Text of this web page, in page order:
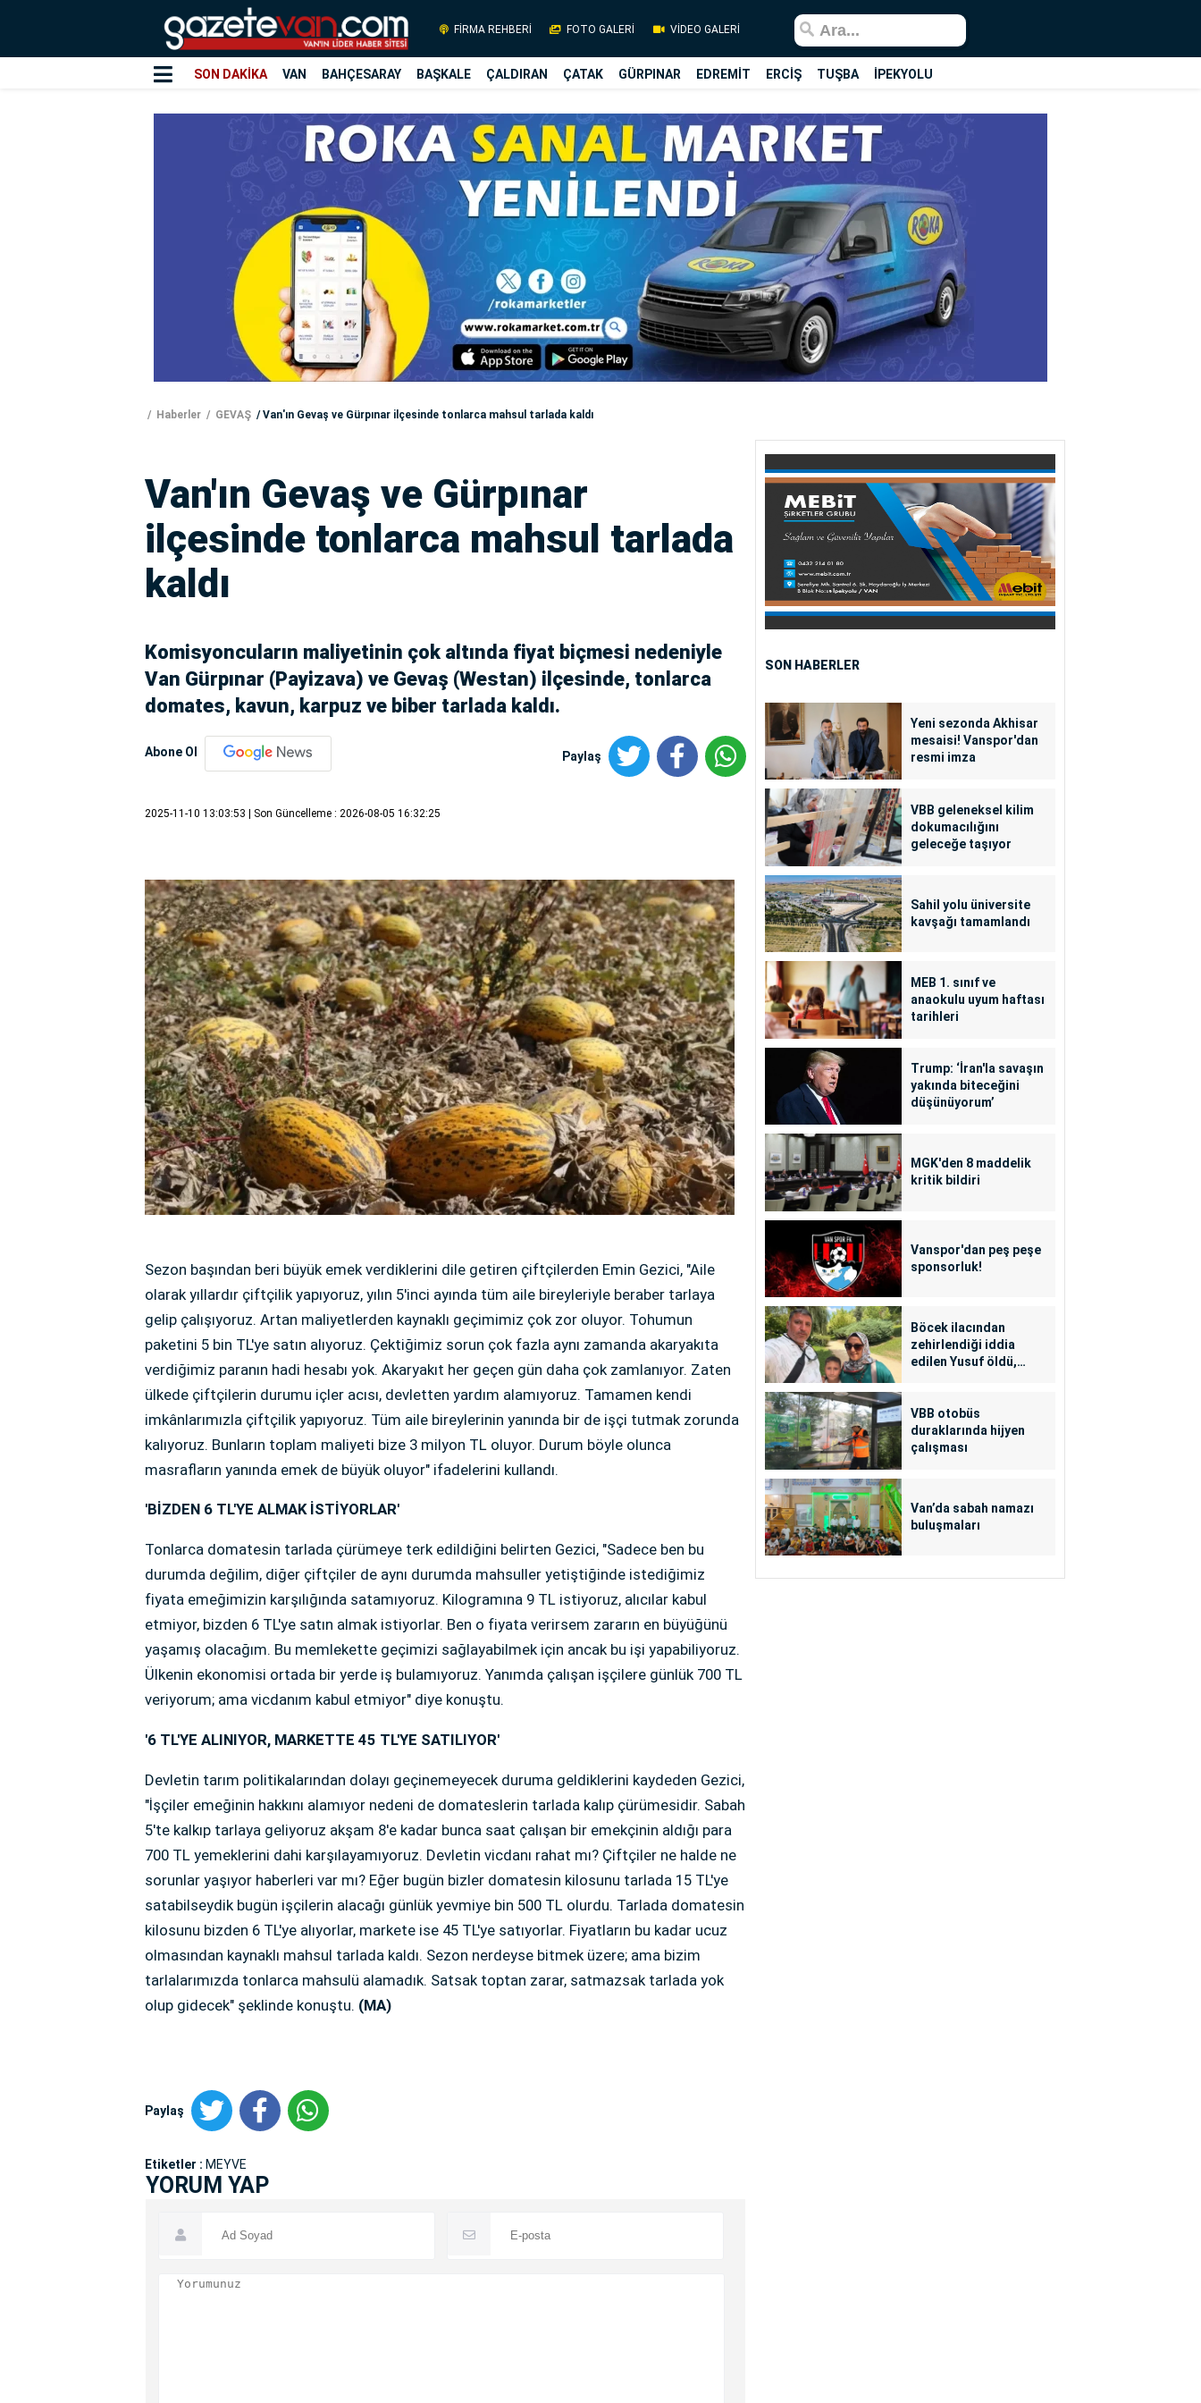
FİRMA REHBERİ FOTO GALERİ VİDEO GALERİ
SON DAKİKA VAN BAHÇESARAY BAŞKALE ÇALDIRAN ÇATAK GÜRPINAR EDREMİT ERCİŞ TUŞBA İPEKYOLU
Haberler GEVAŞ Van'ın Gevaş ve Gürpınar ilçesinde tonlarca mahsul tarlada kaldı
Van'ın Gevaş ve Gürpınar
ilçesinde tonlarca mahsul tarlada
kaldı
Komisyoncuların maliyetinin çok altında fiyat biçmesi nedeniyle
Van Gürpınar (Payizava) ve Gevaş (Westan) ilçesinde, tonlarca
domates, kavun, karpuz ve biber tarlada kaldı.
Abone Ol Paylaş
2025-11-10 13:03:53 | Son Güncelleme : 2026-08-05 16:32:25
Sezon başından beri büyük emek verdiklerini dile getiren çiftçilerden Emin Gezici, "Aile
olarak yıllardır çiftçilik yapıyoruz, yılın 5'inci ayında tüm aile bireyleriyle beraber tarlaya
gelip çalışıyoruz. Artan maliyetlerden kaynaklı geçimimiz çok zor oluyor. Tohumun
paketini 5 bin TL'ye satın alıyoruz. Çektiğimiz sorun çok fazla aynı zamanda akaryakıta
verdiğimiz paranın hadi hesabı yok. Akaryakıt her geçen gün daha çok zamlanıyor. Zaten
ülkede çiftçilerin durumu içler acısı, devletten yardım alamıyoruz. Tamamen kendi
imkânlarımızla çiftçilik yapıyoruz. Tüm aile bireylerinin yanında bir de işçi tutmak zorunda
kalıyoruz. Bunların toplam maliyeti bize 3 milyon TL oluyor. Durum böyle olunca
masrafların yanında emek de büyük oluyor" ifadelerini kullandı.
'BİZDEN 6 TL'YE ALMAK İSTİYORLAR'
Tonlarca domatesin tarlada çürümeye terk edildiğini belirten Gezici, "Sadece ben bu
durumda değilim, diğer çiftçiler de aynı durumda mahsuller yetiştiğinde istediğimiz
fiyata emeğimizin karşılığında satamıyoruz. Kilogramına 9 TL istiyoruz, alıcılar kabul
etmiyor, bizden 6 TL'ye satın almak istiyorlar. Ben o fiyata verirsem zararın en büyüğünü
yaşamış olacağım. Bu memlekette geçimizi sağlayabilmek için ancak bu işi yapabiliyoruz.
Ülkenin ekonomisi ortada bir yerde iş bulamıyoruz. Yanımda çalışan işçilere günlük 700 TL
veriyorum; ama vicdanım kabul etmiyor" diye konuştu.
'6 TL'YE ALINIYOR, MARKETTE 45 TL'YE SATILIYOR'
Devletin tarım politikalarından dolayı geçinemeyecek duruma geldiklerini kaydeden Gezici,
"İşçiler emeğinin hakkını alamıyor nedeni de domateslerin tarlada kalıp çürümesidir. Sabah
5'te kalkıp tarlaya geliyoruz akşam 8'e kadar bunca saat çalışan bir emekçinin aldığı para
700 TL yemeklerini dahi karşılayamıyoruz. Devletin vicdanı rahat mı? Çiftçiler ne halde ne
sorunlar yaşıyor haberleri var mı? Eğer bugün bizler domatesin kilosunu tarlada 15 TL'ye
satabilseydik bugün işçilerin alacağı günlük yevmiye bin 500 TL olurdu. Tarlada domatesin
kilosunu bizden 6 TL'ye alıyorlar, markete ise 45 TL'ye satıyorlar. Fiyatların bu kadar ucuz
olmasından kaynaklı mahsul tarlada kaldı. Sezon nerdeyse bitmek üzere; ama bizim
tarlalarımızda tonlarca mahsulü alamadık. Satsak toptan zarar, satmazsak tarlada yok
olup gidecek" şeklinde konuştu. (MA)
Paylaş
Etiketler : MEYVE
YORUM YAP
SON HABERLER
Yeni sezonda Akhisar
mesaisi! Vanspor'dan
resmi imza
VBB geleneksel kilim
dokumacılığını
geleceğe taşıyor
Sahil yolu üniversite
kavşağı tamamlandı
MEB 1. sınıf ve
anaokulu uyum haftası
tarihleri
Trump: ‘İran'la savaşın
yakında biteceğini
düşünüyorum’
MGK'den 8 maddelik
kritik bildiri
Vanspor'dan peş peşe
sponsorluk!
Böcek ilacından
zehirlendiği iddia
edilen Yusuf öldü,
VBB otobüs
duraklarında hijyen
çalışması
Van’da sabah namazı
buluşmaları